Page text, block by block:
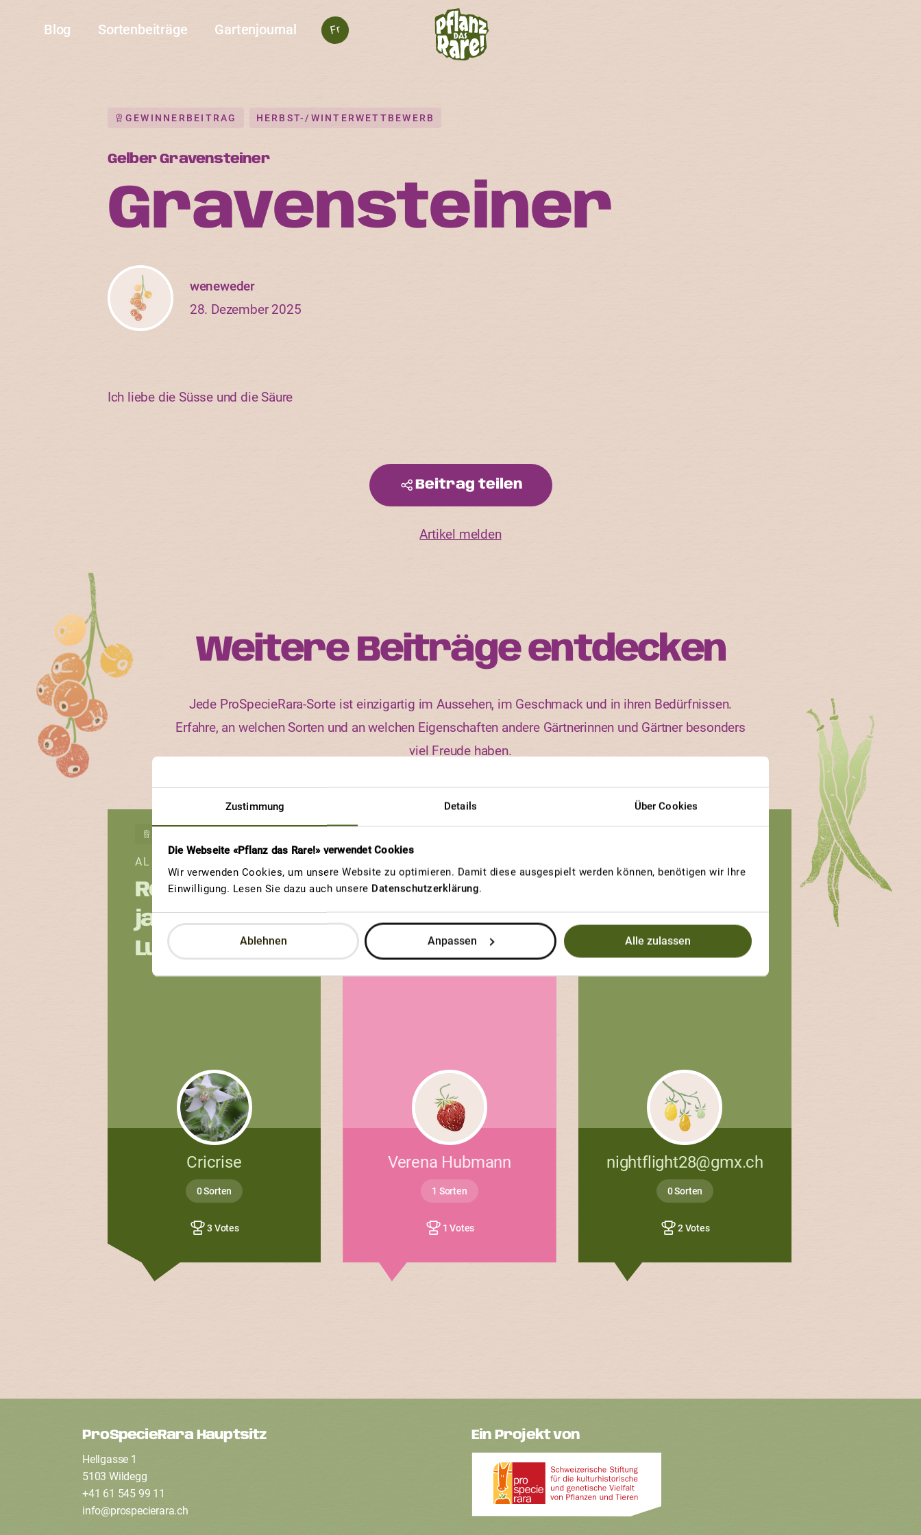
Zustimmung Details Über Cookies
Die Webseite «Pflanz das Rare!» verwendet Cookies
Wir verwenden Cookies, um unsere Website zu optimieren. Damit diese ausgespielt werden können, benötigen wir Ihre
Einwilligung. Lesen Sie dazu auch unsere Datenschutzerklärung.
Ablehnen Anpassen Alle zulassen
Fr
Blog Sortenbeiträge Gartenjournal
GEWINNERBEITRAG HERBST-/WINTERWETTBEWERB
Gelber Gravensteiner
Gravensteiner
weneweder
28. Dezember 2025
Ich liebe die Süsse und die Säure
Beitrag teilen
Artikel melden
Weitere Beiträge entdecken
Jede ProSpecieRara-Sorte ist einzigartig im Aussehen, im Geschmack und in ihren Bedürfnissen.
Erfahre, an welchen Sorten und an welchen Eigenschaften andere Gärtnerinnen und Gärtner besonders
viel Freude haben.
ALBA
Reine des
jardins de
Lune
Cricrise
0 Sorten
3 Votes
Salat Pimpup
Verena Hubmann
1 Sorten
1 Votes
Löwenherz
nightflight28@gmx.ch
0 Sorten
2 Votes
F
o
o
ProSpecieRara Hauptsitz
Hellgasse 1
5103 Wildegg
+41 61 545 99 11
info@prospecierara.ch
Ein Projekt von